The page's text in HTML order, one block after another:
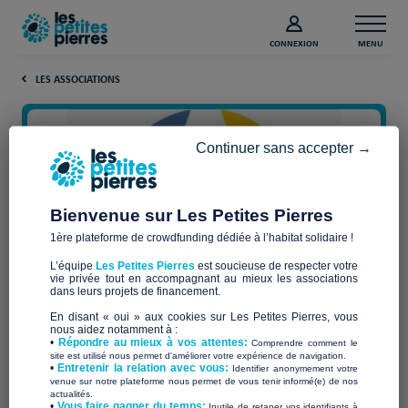
CONNEXION MENU
LES ASSOCIATIONS
Association Entraide et Abri
Bienvenue sur Les Petites Pierres
1ère plateforme de crowdfunding dédiée à l’habitat solidaire !
L’équipe Les Petites Pierres est soucieuse de respecter votre
vie privée tout en accompagnant au mieux les associations
dans leurs projets de financement.
En disant « oui » aux cookies sur Les Petites Pierres, vous
nous aidez notamment à :
• Répondre au mieux à vos attentes:Comprendre comment le
site est utilisé nous permet d'améliorer votre expérience de navigation.
•Entretenir la relation avec vous: Identifier anonymement votre
venue sur notre plateforme nous permet de vous tenir informé(e) de nos
actualités.
Continuer sans accepter →